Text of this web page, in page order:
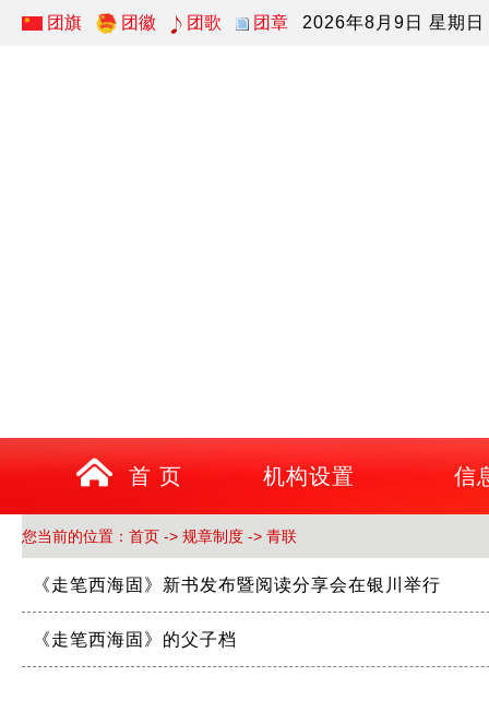
团旗 团徽 团歌 团章 2026年8月9日 星期日
首 页 机构设置 信
您当前的位置： 首页 -> 规章制度 -> 青联
《走笔西海固》新书发布暨阅读分享会在银川举行
《走笔西海固》的父子档